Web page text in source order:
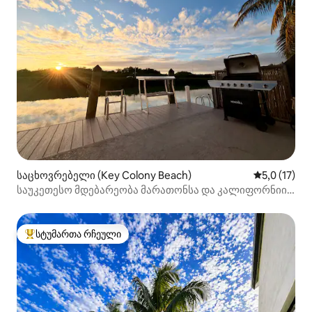
საცხოვრებელი (Key Colony Beach) საშუალო
5,0 (17)
საუკეთესო მდებარეობა მარათონსა და კალიფორნიის
სტუმართა რჩეული მოწინავე ვარიანტი
სტუმართა რჩეული